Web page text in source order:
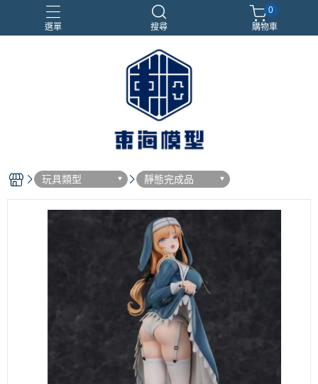
選單 搜尋
合金車
閃電霹靂車
電子雞/塔麻可吉/塔麻歌子
0
購物車
玩具類型 靜態完成品